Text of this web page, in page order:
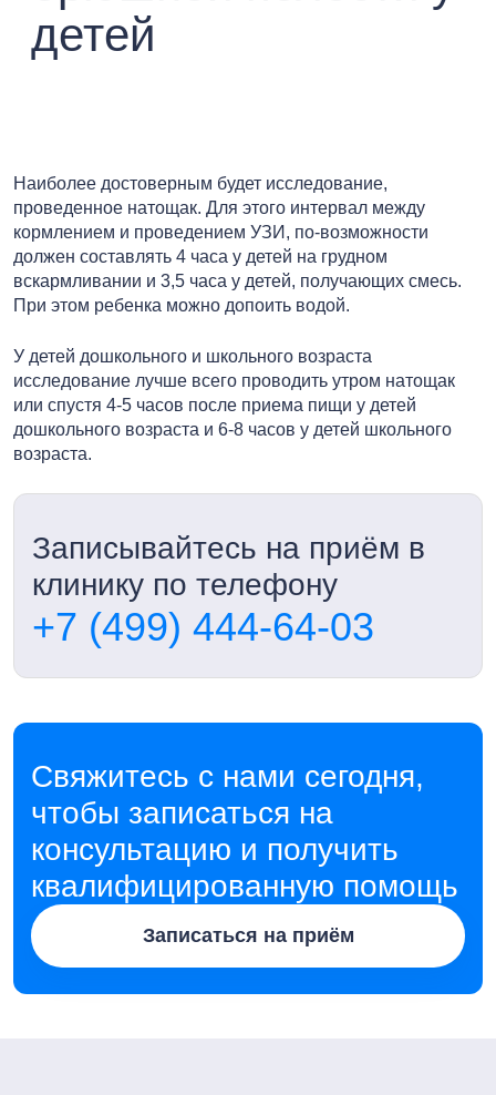
детей
Наиболее достоверным будет исследование,
проведенное натощак. Для этого интервал между
кормлением и проведением УЗИ, по-возможности
должен составлять 4 часа у детей на грудном
вскармливании и 3,5 часа у детей, получающих смесь.
При этом ребенка можно допоить водой.
У детей дошкольного и школьного возраста
исследование лучше всего проводить утром натощак
или спустя 4-5 часов после приема пищи у детей
дошкольного возраста и 6-8 часов у детей школьного
возраста.
Записывайтесь на приём в
клинику по телефону
+7 (499) 444-64-03
Свяжитесь с нами сегодня,
чтобы записаться на
консультацию и получить
квалифицированную помощь
Записаться на приём